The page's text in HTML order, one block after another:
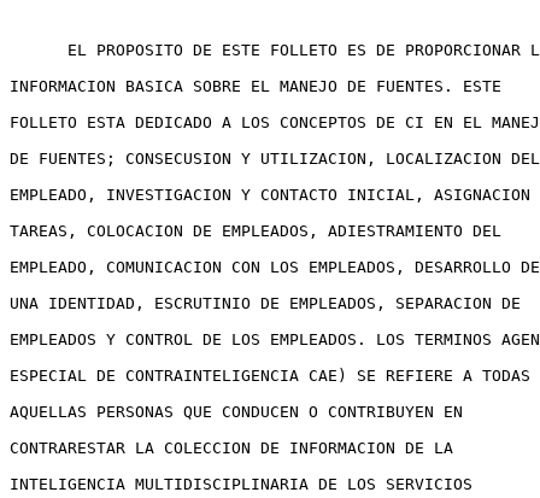
EL PROPOSITO DE ESTE FOLLETO ES DE PROPORCIONAR
INFORMACION BASICA SOBRE EL MANEJO DE FUENTES. ESTE
FOLLETO ESTA DEDICADO A LOS CONCEPTOS DE CI EN EL
DE FUENTES; CONSECUSION Y UTILIZACION, LOCALIZACION DEL
EMPLEADO, INVESTIGACION Y CONTACTO INICIAL, ASIGNACION
TAREAS, COLOCACION DE EMPLEADOS, ADIESTRAMIENTO DEL
EMPLEADO, COMUNICACION CON LOS EMPLEADOS, DESARROLLO DE
UNA IDENTIDAD, ESCRUTINIO DE EMPLEADOS, SEPARACION DE
EMPLEADOS Y CONTROL DE LOS EMPLEADOS. LOS TERMINOS
ESPECIAL DE CONTRAINTELIGENCIA CAE) SE REFIERE A TODAS
AQUELLAS PERSONAS QUE CONDUCEN O CONTRIBUYEN EN
CONTRARESTAR LA COLECCION DE INFORMACION DE LA
INTELIGENCIA MULTIDISCIPLINARIA DE LOS SERVICIOS